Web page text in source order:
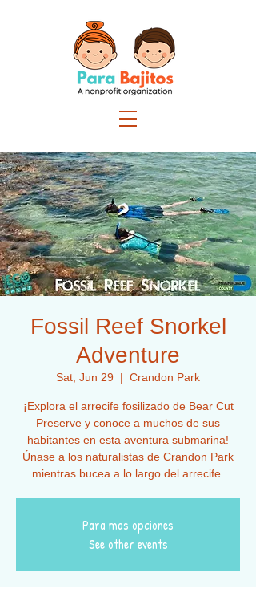
Fossil Reef Snorkel
Adventure
Sat, Jun 29
  |
Crandon Park
¡Explora el arrecife fosilizado de Bear Cut
Preserve y conoce a muchos de sus
habitantes en esta aventura submarina!
Únase a los naturalistas de Crandon Park
mientras bucea a lo largo del arrecife.
Para mas opciones
See other events